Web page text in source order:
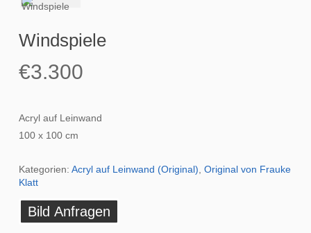
Windspiele
€3.300
Acryl auf Leinwand
100 x 100 cm
Kategorien: Acryl auf Leinwand (Original) Original von Frauke
Klatt
Bild Anfragen